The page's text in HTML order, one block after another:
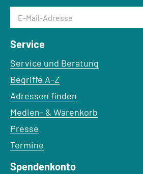
E-Mail-Adresse
Service
Service und Beratung
Begriffe A–Z
Adressen finden
Medien- & Warenkorb
Presse
Termine
Spendenkonto